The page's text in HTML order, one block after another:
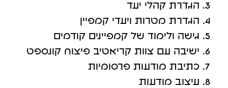
הגדרת קהלי יעד
הגדרת מטרות ויעדי קמפיין
גישה ולימוד של קמפיינים קודמים
ישיבה עם צוות קריאטיב פיצוח קונספט
כתיבת מודעות פרסומיות
עיצוב מודעות